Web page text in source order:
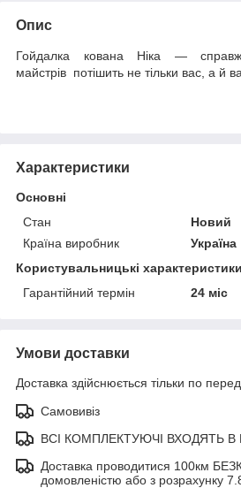
Опис
Гойдалка кована Ніка —
майстрів потішить не тільки вас, а й
Характеристики
Основні
Стан
Новий
Країна виробник
Україна
Користувальницькі характеристики
Гарантійний термін
24 міс
Умови доставки
Доставка здійснюється тільки по
Самовивіз
ВСІ КОМПЛЕКТУЮЧІ ВХОДЯТЬ В
Доставка проводитися 100км
домовленістю або з розрахунку